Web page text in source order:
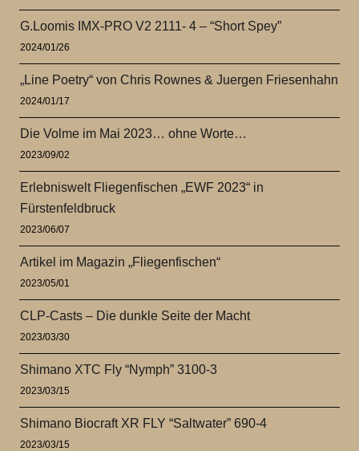
G.Loomis IMX-PRO V2 2111- 4 – “Short Spey”
2024/01/26
„Line Poetry“ von Chris Rownes & Juergen Friesenhahn
2024/01/17
Die Volme im Mai 2023… ohne Worte…
2023/09/02
Erlebniswelt Fliegenfischen „EWF 2023“ in
Fürstenfeldbruck
2023/06/07
Artikel im Magazin „Fliegenfischen“
2023/05/01
CLP-Casts – Die dunkle Seite der Macht
2023/03/30
Shimano XTC Fly “Nymph” 3100-3
2023/03/15
Shimano Biocraft XR FLY “Saltwater” 690-4
2023/03/15